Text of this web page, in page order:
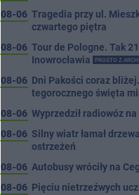
08-06 Tragedia przy ul.
czwartego piętra
08-06 Tour de Pologne. Tak
Inowrocławia
PROSTO Z
08-06 Dni Pakości coraz
tegorocznego święta
08-06 Wyprzedził radiowóz
08-06 Silny wiatr łamał
ostrzeżeń
08-06 Autobusy wróciły na
08-06 Pięciu nietrzeźwych